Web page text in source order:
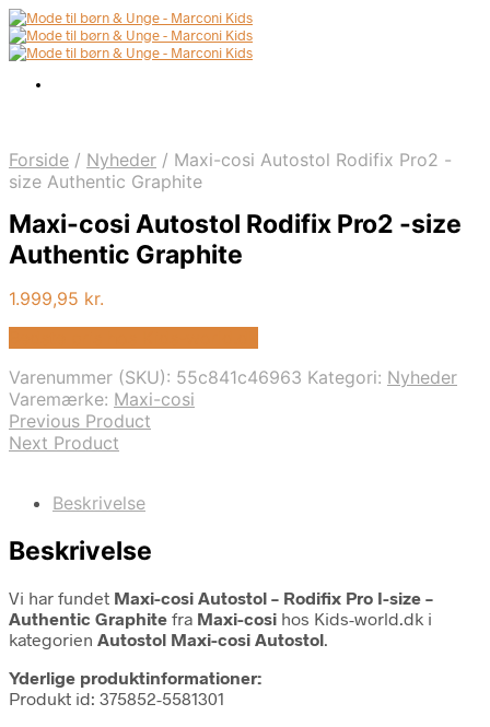
Forside / Nyheder / Maxi-cosi Autostol Rodifix Pro2 -
size Authentic Graphite
Maxi-cosi Autostol Rodifix Pro2 -size
Authentic Graphite
1.999,95 kr.
Varenummer (SKU): 55c841c46963 Kategori: Nyheder
Varemærke: Maxi-cosi
Previous Product
Next Product
Beskrivelse
Beskrivelse
Vi har fundet Maxi-cosi Autostol – Rodifix Pro I-size –
Authentic Graphite fra Maxi-cosi hos Kids-world.dk i
kategorien Autostol Maxi-cosi Autostol.
Yderlige produktinformationer:
Produkt id: 375852-5581301